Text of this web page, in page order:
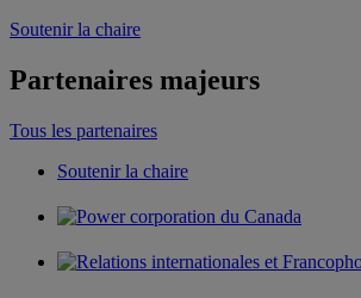
Soutenir la chaire
Partenaires majeurs
Tous les partenaires
Soutenir la chaire